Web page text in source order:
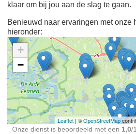
klaar om bij jou aan de slag te gaan.
Benieuwd naar ervaringen met onze
hieronder:
Ontdek meer ervaringen
Schoonmaakster bij
jou in de buurt
+
−
Leaflet | ©OpenStreetMap
Onze dienst is beoordeeld met een 1,0/